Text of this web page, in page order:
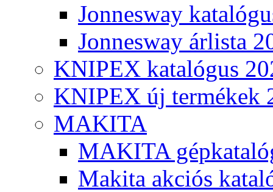
Jonnesway
Jonnesway árlista
KNIPEX katalógus
KNIPEX új termékek
MAKITA
MAKITA
Makita akciós